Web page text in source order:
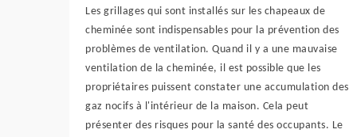
Les grillages qui sont installés sur les chapeaux de
cheminée sont indispensables pour la prévention des
problèmes de ventilation. Quand il y a une mauvaise
ventilation de la cheminée, il est possible que les
propriétaires puissent constater une accumulation des
gaz nocifs à l'intérieur de la maison. Cela peut
présenter des risques pour la santé des occupants. Le